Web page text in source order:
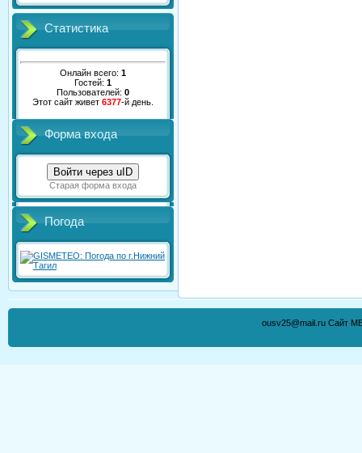
Статистика
Онлайн всего: 1
Гостей: 1
Пользователей: 0
Этот сайт живет 6377-й день.
Форма входа
Войти через uID
Старая форма входа
Погода
ousv25@mail.ru Сайт